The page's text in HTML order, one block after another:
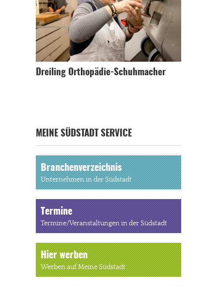
Dreiling Orthopädie-Schuhmacher
MEINE SÜDSTADT SERVICE
Branchenverzeichnis
Unternehmen in der Südstadt
Termine
Termine/Veranstaltungen in der Südstadt
Hier werben
Werben auf Meine Südstadt